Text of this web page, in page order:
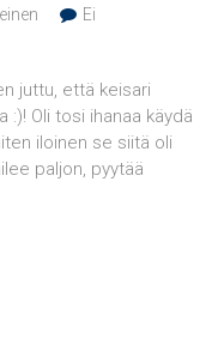
Ei
juttu, että keisari
:)! Oli tosi ihanaa käydä
iloinen se siitä oli
paljon, pyytää